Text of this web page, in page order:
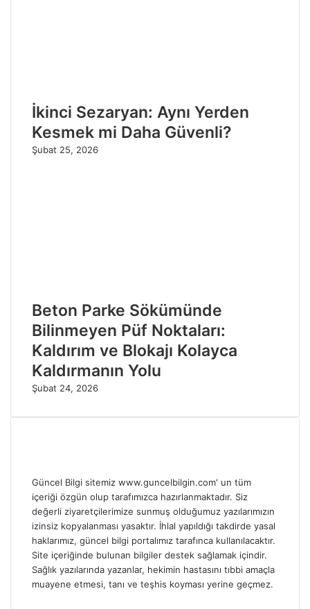
İkinci Sezaryan: Aynı Yerden
Kesmek mi Daha Güvenli?
Şubat 25, 2026
Beton Parke Sökümünde
Bilinmeyen Püf Noktaları:
Kaldırım ve Blokajı Kolayca
Kaldırmanın Yolu
Şubat 24, 2026
Güncel Bilgi sitemiz www.guncelbilgin.com' un tüm
içeriği özgün olup tarafımızca hazırlanmaktadır. Siz
değerli ziyaretçilerimize sunmuş olduğumuz yazılarımızın
izinsiz kopyalanması yasaktır. İhlal yapıldığı takdirde yasal
haklarımız, güncel bilgi portalımız tarafınca kullanılacaktır.
Site içeriğinde bulunan bilgiler destek sağlamak içindir.
Sağlık yazılarında yazanlar, hekimin hastasını tıbbi amaçla
muayene etmesi, tanı ve teşhis koyması yerine geçmez.